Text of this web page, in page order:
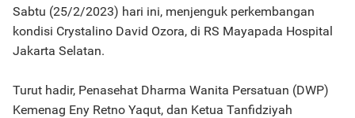
Sabtu (25/2/2023) hari ini, menjenguk perkembangan
kondisi Crystalino David Ozora, di RS Mayapada Hospital
Jakarta Selatan.
Turut hadir, Penasehat Dharma Wanita Persatuan (DWP)
Kemenag Eny Retno Yaqut, dan Ketua Tanfidziyah